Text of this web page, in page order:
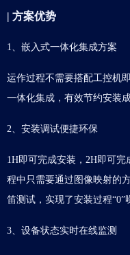
| 方案优势
1、嵌入式一体化集成方案
运作过程不需要搭配工控机
一体化集成，有效节约安装成
2、安装调试便捷环保
1H即可完成安装，2H即可
程中只需要通过图像映射的
笛测试，实现了安装过程“0”
3、设备状态实时在线监测